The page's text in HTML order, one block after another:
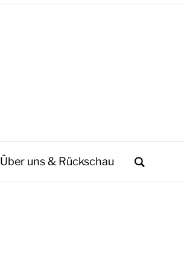
Über uns & Rückschau